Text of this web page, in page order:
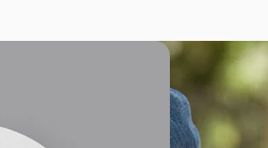
はじめに